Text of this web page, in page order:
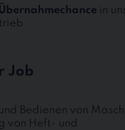
in
Job
Bedienen von
von Heft- und